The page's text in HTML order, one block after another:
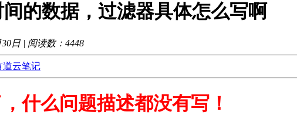
的数据，过滤器具体怎么写啊
日 | 阅读数： 4448
道云笔记
什么问题描述都没有写！